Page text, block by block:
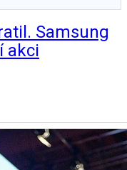
Samsung
akci